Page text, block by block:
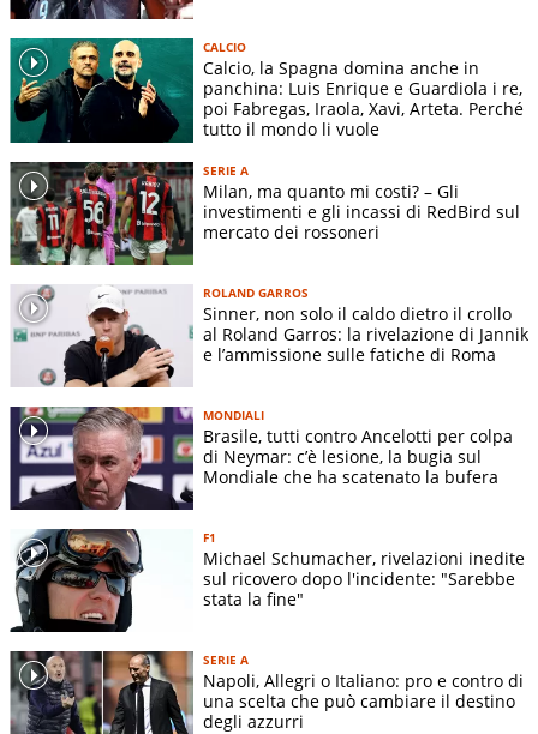
CALCIO
Calcio, la Spagna domina anche in
panchina: Luis Enrique e Guardiola i re,
poi Fabregas, Iraola, Xavi, Arteta. Perché
tutto il mondo li vuole
SERIE A
Milan, ma quanto mi costi? – Gli
investimenti e gli incassi di RedBird sul
mercato dei rossoneri
ROLAND GARROS
Sinner, non solo il caldo dietro il crollo
al Roland Garros: la rivelazione di Jannik
e l’ammissione sulle fatiche di Roma
MONDIALI
Brasile, tutti contro Ancelotti per colpa
di Neymar: c’è lesione, la bugia sul
Mondiale che ha scatenato la bufera
F1
Michael Schumacher, rivelazioni inedite
sul ricovero dopo l'incidente: "Sarebbe
stata la fine"
SERIE A
Napoli, Allegri o Italiano: pro e contro di
una scelta che può cambiare il destino
degli azzurri